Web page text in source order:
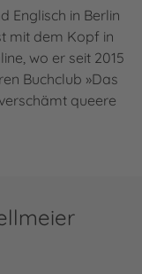
Englisch in Berlin
mit dem Kopf in
wo er seit 2015
Buchclub »Das
queere